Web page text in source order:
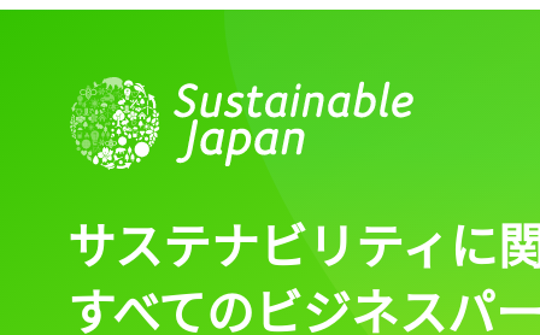
サステナビリティに
すべてのビジネスパ